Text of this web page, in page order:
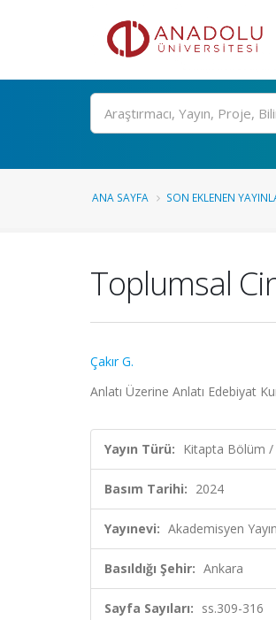
Ara
ANA SAYFA SON EKLENEN
Toplumsal
Çakır G.
Anlatı Üzerine Anlatı Edebiyat
Yayın Türü: Kitapta Bölüm /
Basım Tarihi: 2024
Yayınevi: Akademisyen
Basıldığı Şehir: Ankara
Sayfa Sayıları: ss.309-316